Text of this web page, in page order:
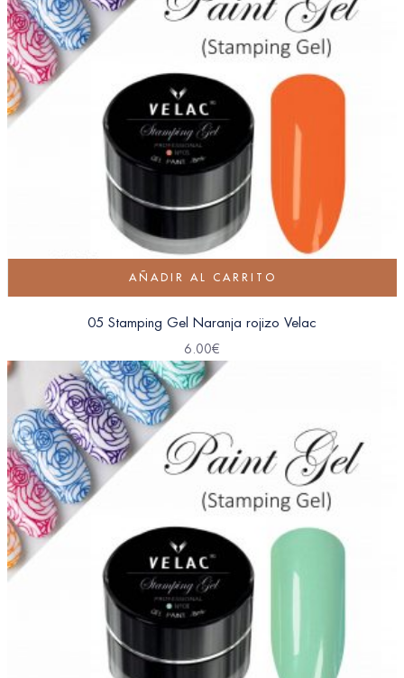
AÑADIR AL CARRITO
05 Stamping Gel Naranja rojizo Velac
6.00€